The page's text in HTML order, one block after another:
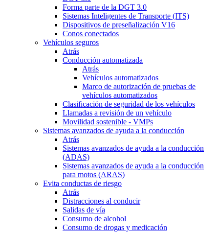
Forma parte de la DGT 3.0
Sistemas Inteligentes de Transporte (ITS)
Dispositivos de preseñalización V16
Conos conectados
Vehículos seguros
Atrás
Conducción automatizada
Atrás
Vehículos automatizados
Marco de autorización de pruebas de
vehículos automatizados
Clasificación de seguridad de los vehículos
Llamadas a revisión de un vehículo
Movilidad sostenible - VMPs
Sistemas avanzados de ayuda a la conducción
Atrás
Sistemas avanzados de ayuda a la conducción
(ADAS)
Sistemas avanzados de ayuda a la conducción
para motos (ARAS)
Evita conductas de riesgo
Atrás
Distracciones al conducir
Salidas de vía
Consumo de alcohol
Consumo de drogas y medicación